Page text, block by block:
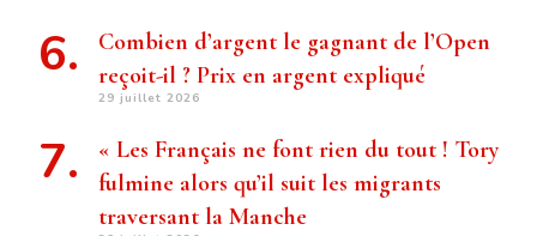
Combien d’argent le gagnant de l’Open
reçoit-il ? Prix ​​en argent expliqué
29 juillet 2026
« Les Français ne font rien du tout ! Tory
fulmine alors qu’il suit les migrants
traversant la Manche